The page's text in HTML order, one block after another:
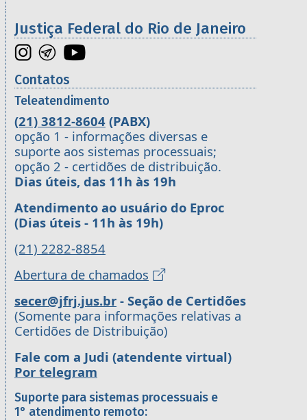
Justiça Federal do Rio de Janeiro
Contatos
Teleatendimento
(21) 3812-8604 (PABX)
opção 1 - informações diversas e
suporte aos sistemas processuais;
opção 2 - certidões de distribuição.
Dias úteis, das 11h às 19h
Atendimento ao usuário do Eproc
(Dias úteis - 11h às 19h)
(21) 2282-8854
Abertura de chamados
secer@jfrj.jus.br - Seção de Certidões
(Somente para informações relativas a
Certidões de Distribuição)
Fale com a Judi (atendente virtual)
Por telegram
Suporte para sistemas processuais e
1° atendimento remoto: